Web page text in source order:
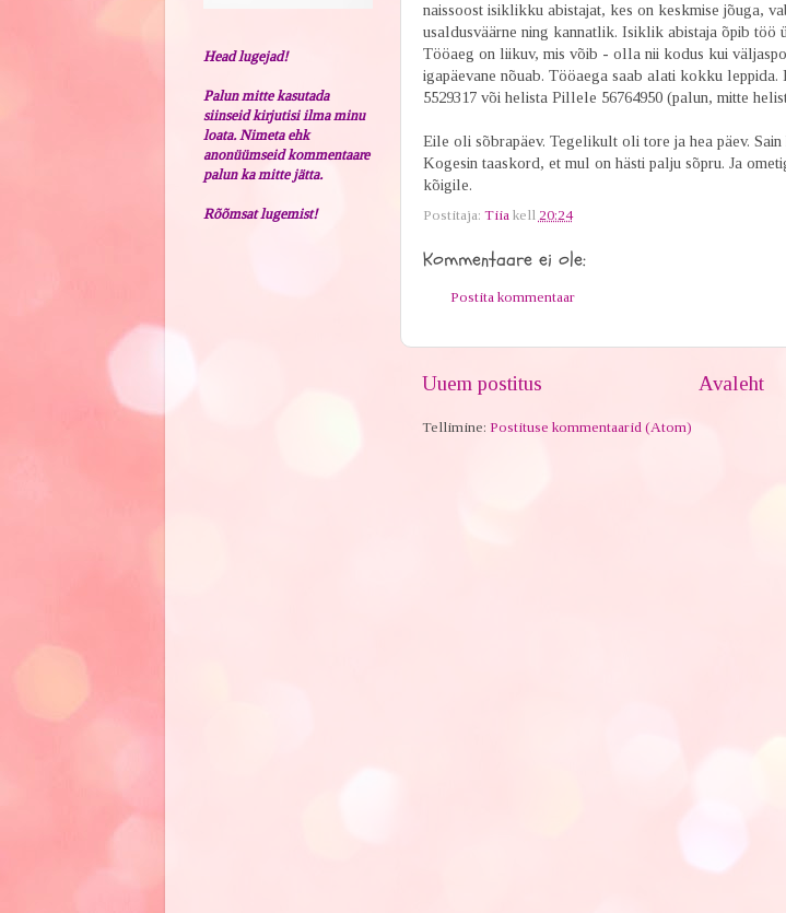
naissoost isiklikku abistajat, kes on keskmise jõuga,
usaldusväärne ning kannatlik. Isiklik abistaja õpib töö
Tööaeg on liikuv, mis võib - olla nii kodus kui
igapäevane nõuab. Tööaega saab alati kokku
5529317 või helista Pillele 56764950 (palun, mitte
Eile oli sõbrapäev. Tegelikult oli tore ja hea päev.
Kogesin taaskord, et mul on hästi palju sõpru. Ja
kõigile.
Postitaja: Tiia kell 20:24
Kommentaare ei ole:
Postita kommentaar
Uuem postitus Avaleht
Tellimine: Postituse kommentaarid (Atom)
Head lugejad!
Palun mitte kasutada
siinseid kirjutisi ilma minu
loata. Nimeta ehk
anonüümseid kommentaare
palun ka mitte jätta.
Rõõmsat lugemist!